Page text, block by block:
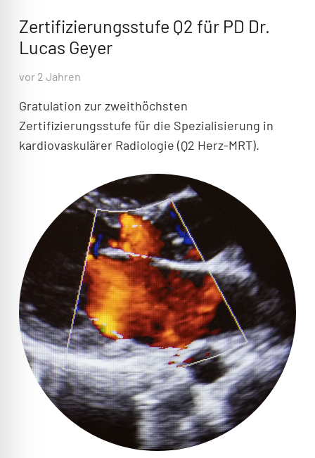
Zertifizierungsstufe Q2 für PD Dr.
Lucas Geyer
vor 2 Jahren
Gratulation zur zweithöchsten
Zertifizierungsstufe für die Spezialisierung in
kardiovaskulärer Radiologie (Q2 Herz-MRT).